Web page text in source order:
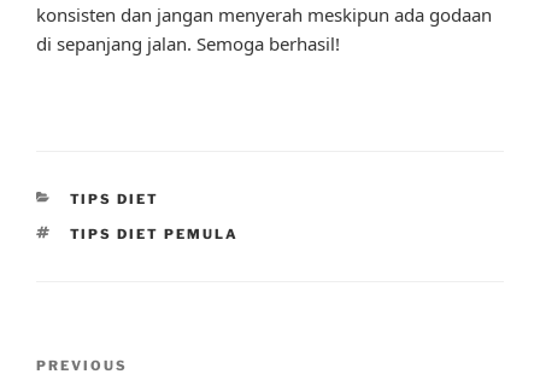
konsisten dan jangan menyerah meskipun ada godaan
di sepanjang jalan. Semoga berhasil!
CATEGORIES
TIPS DIET
TAGS
TIPS DIET PEMULA
Previous
PREVIOUS